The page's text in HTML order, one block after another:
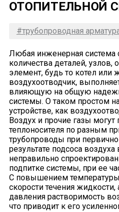
ОТОПИТЕЛЬНОЙ
#трубопроводная
Любая инженерная система
количества деталей,
элемент, будь то котел
воздухоотводчик,
влияющую на общую
системы. О таком простом
устройстве, как
Воздух и прочие газы могут
теплоносителя по разным
трубопроводы при
результате подсоса
неправильно
подпитке системы, при ее
С повышением
скорости течения
давления растворимость
что приводит к его